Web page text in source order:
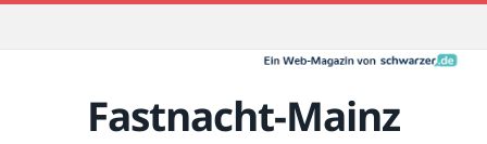
Fastnacht-Mainz